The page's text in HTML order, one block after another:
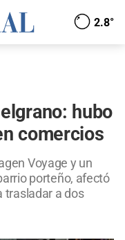
2.8°
hubo
comercios
Voyage y un
porteño, afectó
trasladar a dos